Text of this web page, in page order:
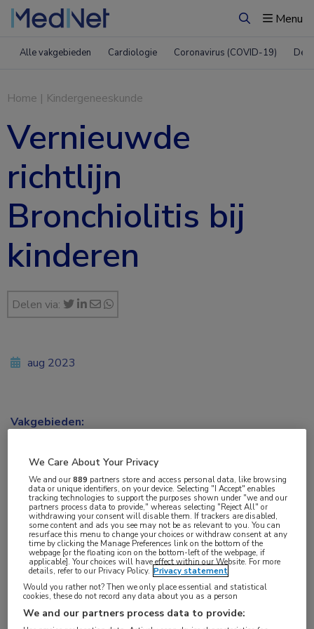
ZoekenMenu
Alle vakgebieden Cardiologie Coronavirus (COVID-19)
Home | Kindergeneeskunde
Vernieuwde
richtlijn
Bronchiolitis bij
kinderen
Delen via:
De richtlijn Bronchiolitis bij kinderen is herzien. De
aug 2023
Vakgebieden:
Longziekten
Aandachtsgebieden:
Pneumonie,Virale infecties
Tags:
bronchiolitis,luchtweginfectie
We Care About Your Privacy
We and our889 partners store and access personal data, like browsing
data or unique identifiers, on your device. Selecting "I Accept" enables
tracking technologies to support the purposes shown under "we and our
partners process data to provide," whereas selecting "Reject All" or
withdrawing your consent will disable them. If trackers are disabled,
some content and ads you see may not be as relevant to you. You can
resurface this menu to change your choices or withdraw consent at any
time by clicking the Manage Preferences link on the bottom of the
webpage [or the floating icon on the bottom-left of the webpage, if
applicable]. Your choices will have effect within our Website. For more
details, refer to our Privacy Policy. Privacy statement
Would you rather not? Then we only place essential and statistical
cookies, these do not record any data about you as a person
We and our partners process data to provide: